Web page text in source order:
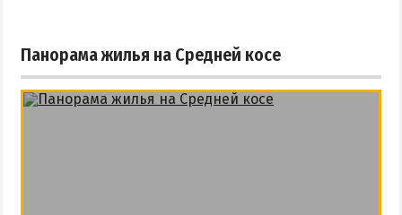
Панорама жилья на Средней косе